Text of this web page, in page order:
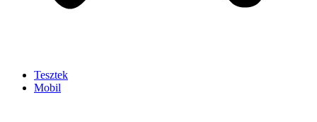
Tesztek
Mobil